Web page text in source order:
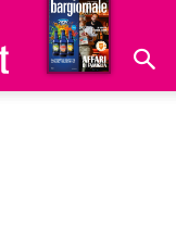
Hoteldomani